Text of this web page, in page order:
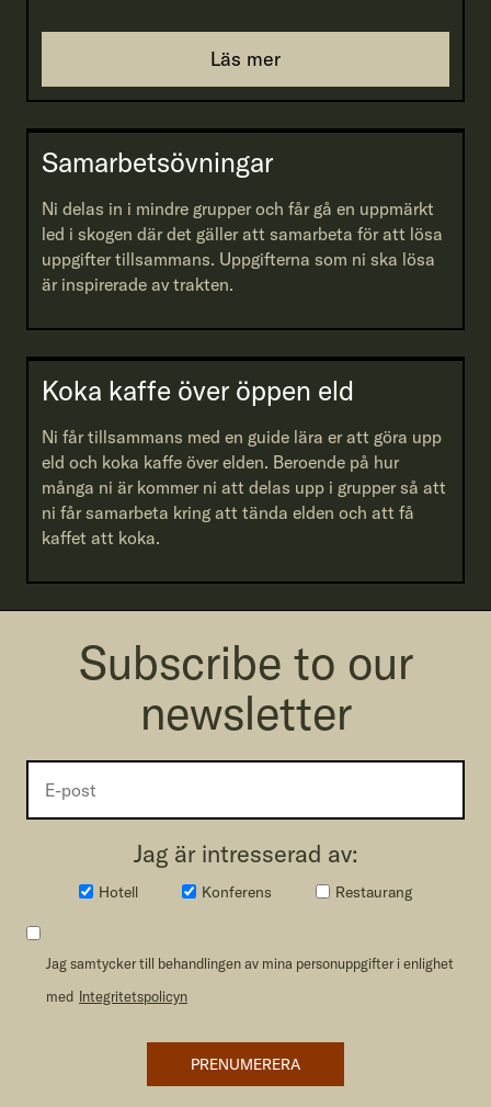
Läs mer
Samarbetsövningar
Ni delas in i mindre grupper och får gå en uppmärkt
led i skogen där det gäller att samarbeta för att lösa
uppgifter tillsammans. Uppgifterna som ni ska lösa
är inspirerade av trakten.
Koka kaffe över öppen eld
Ni får tillsammans med en guide lära er att göra upp
eld och koka kaffe över elden. Beroende på hur
många ni är kommer ni att delas upp i grupper så att
ni får samarbeta kring att tända elden och att få
kaffet att koka.
Subscribe to our
newsletter
Jag är intresserad av:
Hotell Konferens Restaurang
Jag samtycker till behandlingen av mina personuppgifter i enlighet
med Integritetspolicyn
PRENUMERERA